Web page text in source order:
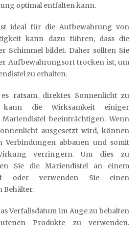
optimal entfalten kann.
ideal für die Aufbewahrung von
kann dazu führen, dass die
Schimmel bildet. Daher sollten Sie
Aufbewahrungsort trocken ist, um
zu erhalten.
ratsam, direktes Sonnenlicht zu
kann die Wirksamkeit einiger
beeinträchtigen. Wenn
ausgesetzt wird, können
Verbindungen abbauen und somit
verringern. Um dies zu
Sie die Mariendistel an einem
oder verwenden Sie einen
Behälter.
Verfallsdatum im Auge zu behalten
Produkte zu verwenden.